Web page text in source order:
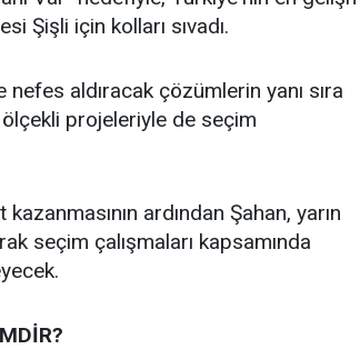
Şişli için kolları sıvadı.
nefes aldıracak çözümlerin yanı sıra
projeleriyle de seçim
kazanmasının ardından Şahan, yarın
seçim çalışmaları kapsamında